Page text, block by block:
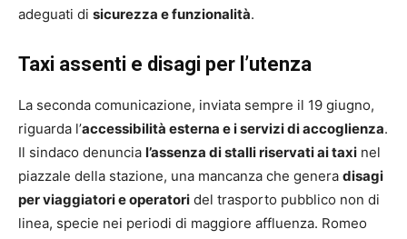
adeguati di sicurezza e funzionalità.
Taxi assenti e disagi per l’utenza
La seconda comunicazione, inviata sempre il 19 giugno,
riguarda l’accessibilità esterna e i servizi di accoglienza.
Il sindaco denuncia l’assenza di stalli riservati ai taxi nel
piazzale della stazione, una mancanza che genera disagi
per viaggiatori e operatori del trasporto pubblico non di
linea, specie nei periodi di maggiore affluenza. Romeo